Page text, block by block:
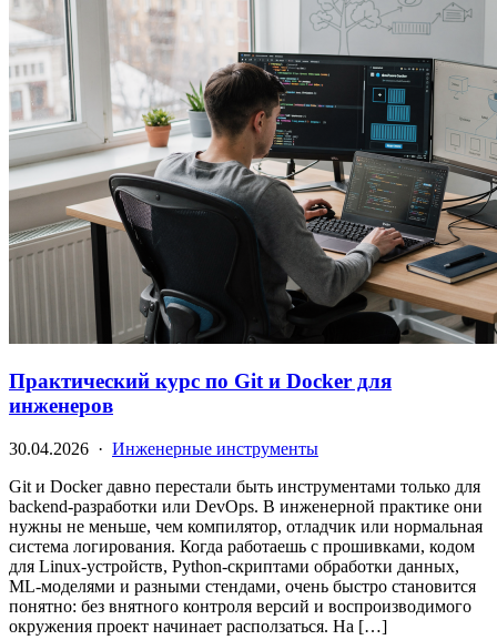
Практический курс по Git и Docker для
инженеров
30.04.2026 · Инженерные инструменты
Git и Docker давно перестали быть инструментами только для
backend-разработки или DevOps. В инженерной практике они
нужны не меньше, чем компилятор, отладчик или нормальная
система логирования. Когда работаешь с прошивками, кодом
для Linux-устройств, Python-скриптами обработки данных,
ML-моделями и разными стендами, очень быстро становится
понятно: без внятного контроля версий и воспроизводимого
окружения проект начинает расползаться. На […]